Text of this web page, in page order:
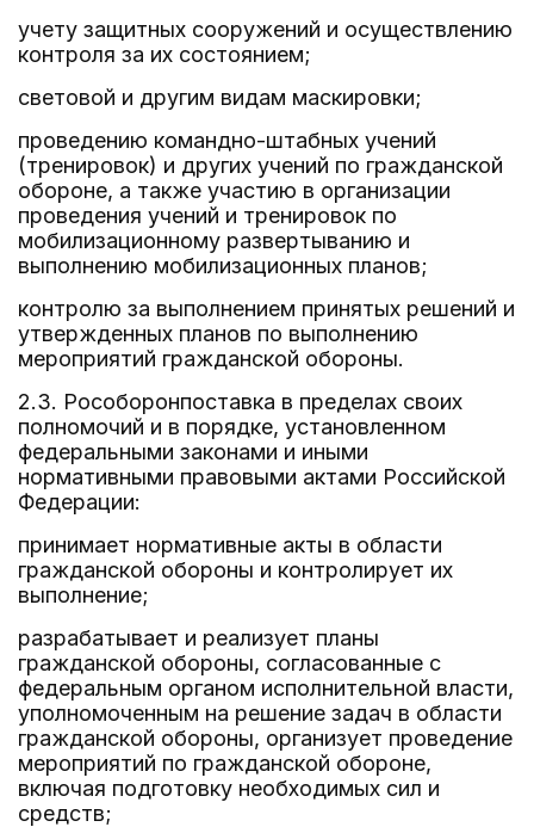
учету защитных сооружений и осуществлению
контроля за их состоянием;
световой и другим видам маскировки;
проведению командно-штабных учений
(тренировок) и других учений по гражданской
обороне, а также участию в организации
проведения учений и тренировок по
мобилизационному развертыванию и
выполнению мобилизационных планов;
контролю за выполнением принятых решений и
утвержденных планов по выполнению
мероприятий гражданской обороны.
2.3. Рособоронпоставка в пределах своих
полномочий и в порядке, установленном
федеральными законами и иными
нормативными правовыми актами Российской
Федерации:
принимает нормативные акты в области
гражданской обороны и контролирует их
выполнение;
разрабатывает и реализует планы
гражданской обороны, согласованные с
федеральным органом исполнительной власти,
уполномоченным на решение задач в области
гражданской обороны, организует проведение
мероприятий по гражданской обороне,
включая подготовку необходимых сил и
средств;